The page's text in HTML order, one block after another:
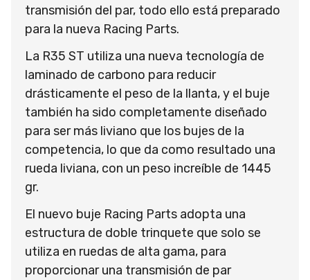
transmisión del par, todo ello está preparado
para la nueva Racing Parts.
La R35 ST utiliza una nueva tecnología de
laminado de carbono para reducir
drásticamente el peso de la llanta, y el buje
también ha sido completamente diseñado
para ser más liviano que los bujes de la
competencia, lo que da como resultado una
rueda liviana, con un peso increíble de 1445
gr.
El nuevo buje Racing Parts adopta una
estructura de doble trinquete que solo se
utiliza en ruedas de alta gama, para
proporcionar una transmisión de par